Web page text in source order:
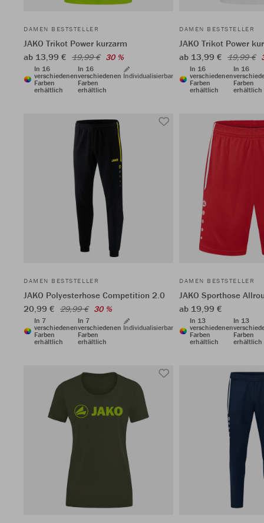
DAMEN BESTSTELLER
JAKO Trikot Power kurzarm
ab 13,99 € 19,99 € 30 %
In 16
verschiedenen
Farben
erhältlich
In 16
verschiedenen
Farben
erhältlich
Individualisierbar
DAMEN BESTSTELLER
JAKO Trikot Power
ab 13,99 € 19,99 €
In 16
verschiedenen
Farben
erhältlich
In 16
Farben
erhältlich
DAMEN BESTSTELLER
JAKO Polyesterhose Competition 2.0
20,99 € 29,99 € 30 %
In 7
verschiedenen
Farben
erhältlich
In 7
verschiedenen
Farben
erhältlich
Individualisierbar
DAMEN BESTSTELLER
JAKO Sporthose
ab 19,99 €
In 13
verschiedenen
Farben
erhältlich
In 13
Farben
erhältlich